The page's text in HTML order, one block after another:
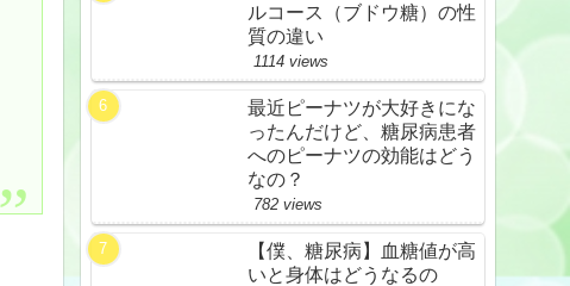
ルコース（ブドウ糖）の性
質の違い
1114 views
最近ピーナツが大好きにな
ったんだけど、糖尿病患者
へのピーナツの効能はどう
なの？
782 views
【僕、糖尿病】血糖値が高
いと身体はどうなるの